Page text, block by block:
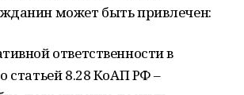
может быть привлечен:
ответственности в
статьей 8.28 КоАП РФ –